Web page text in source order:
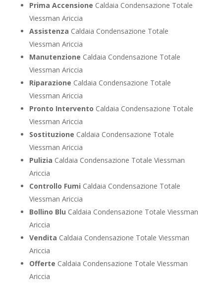
Prima Accensione Caldaia Condensazione Totale
Viessman Ariccia
Assistenza Caldaia Condensazione Totale
Viessman Ariccia
Manutenzione Caldaia Condensazione Totale
Viessman Ariccia
Riparazione Caldaia Condensazione Totale
Viessman Ariccia
Pronto Intervento Caldaia Condensazione Totale
Viessman Ariccia
Sostituzione Caldaia Condensazione Totale
Viessman Ariccia
Pulizia Caldaia Condensazione Totale Viessman
Ariccia
Controllo Fumi Caldaia Condensazione Totale
Viessman Ariccia
Bollino Blu Caldaia Condensazione Totale Viessman
Ariccia
Vendita Caldaia Condensazione Totale Viessman
Ariccia
Offerte Caldaia Condensazione Totale Viessman
Ariccia